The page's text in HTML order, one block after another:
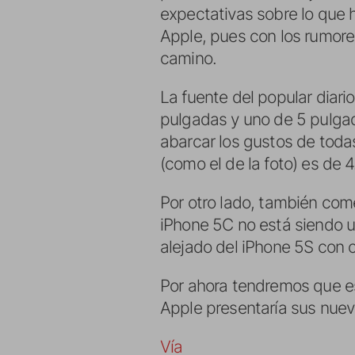
expectativas sobre lo que
Apple, pues con los
camino.
La fuente del popular
pulgadas y uno de 5
abarcar los gustos de
(como el de la foto) es de
Por otro lado, también
iPhone 5C no está siendo
alejado del iPhone 5S con
Por ahora tendremos que
Apple presentaría sus
Vía